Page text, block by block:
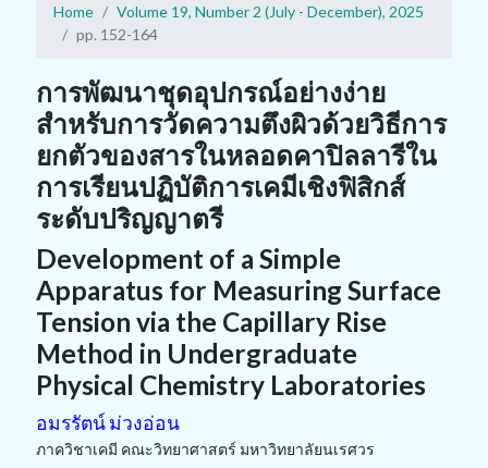
Home
Volume 19, Number 2 (July - December), 2025
pp. 152-164
การพัฒนาชุดอุปกรณ์อย่างง่าย
สำหรับการวัดความตึงผิวด้วยวิธีการ
ยกตัวของสารในหลอดคาปิลลารีใน
การเรียนปฏิบัติการเคมีเชิงฟิสิกส์
ระดับปริญญาตรี
Development of a Simple
Apparatus for Measuring Surface
Tension via the Capillary Rise
Method in Undergraduate
Physical Chemistry Laboratories
อมรรัตน์ ม่วงอ่อน
ภาควิชาเคมี คณะวิทยาศาสตร์ มหาวิทยาลัยนเรศวร